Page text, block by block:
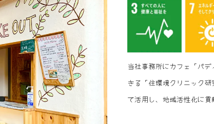
当社事務所にカフェ「パ
きる「住環境クリニック
て活用し、地域活性化に貢